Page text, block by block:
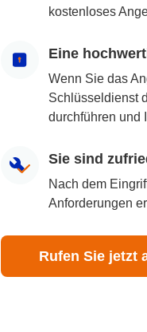
kostenloses
Eine
Wenn Sie das
Schlüsseldienst
durchführen und
Sie sind
Nach dem
Anforderungen
Rufen Sie jetzt